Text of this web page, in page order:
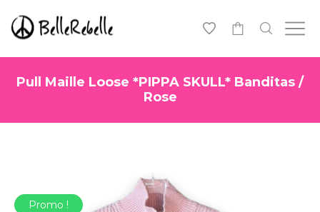
Pull Maille Loose *PIPPA SKULL* Banditas /
Rose
Promo !